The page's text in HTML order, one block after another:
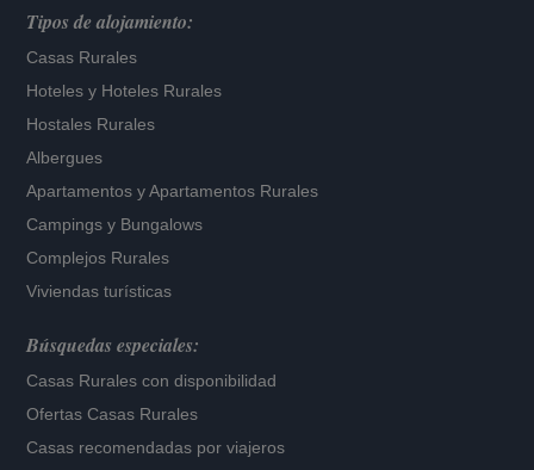
Tipos de alojamiento:
Casas Rurales
Hoteles y Hoteles Rurales
Hostales Rurales
Albergues
Apartamentos yApartamentos Rurales
Campings y Bungalows
Complejos Rurales
Viviendas turísticas
Búsquedas especiales:
Casas Rurales con disponibilidad
Ofertas Casas Rurales
Casas recomendadas por viajeros